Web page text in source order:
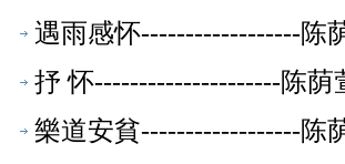
遇雨感怀------------------陈
抒 怀---------------------陈
樂道安貧------------------陈